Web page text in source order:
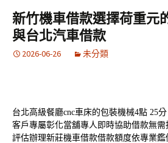
容
區
新竹機車借款選擇荷重元
與台北汽車借款
2026-06-26 未分類
台北高級餐廳cnc車床的包裝機械4點 25
客戶專屬彰化當舖專人即時協助借款無需
評估辦理新莊機車借款借款額度依專業